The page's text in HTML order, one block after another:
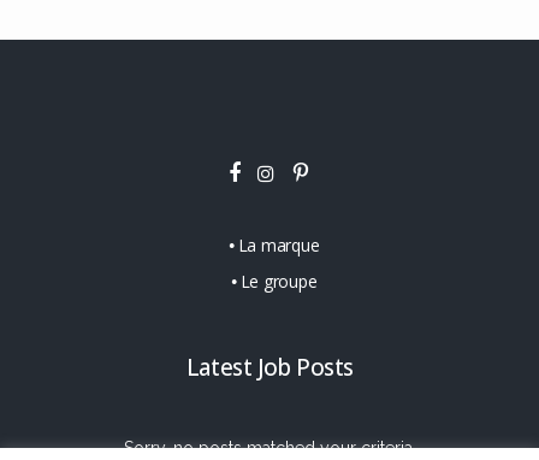
La marque
Le groupe
Latest Job Posts
Sorry, no posts matched your criteria.